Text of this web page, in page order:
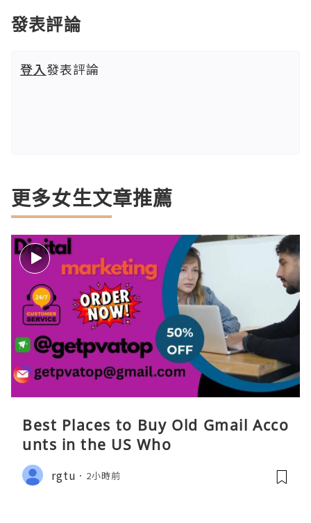
發表評論
登入發表評論
更多女生文章推薦
Best Places to Buy Old Gmail Acco
unts in the US Who
rgtu 2小時前